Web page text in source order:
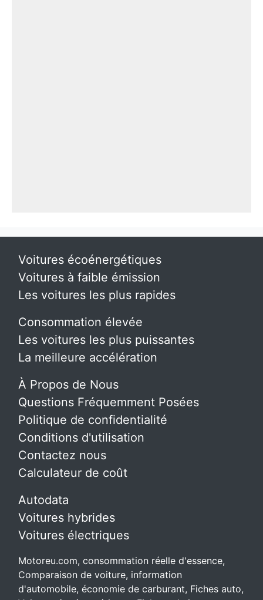
Voitures écoénergétiques
Voitures à faible émission
Les voitures les plus rapides
Consommation élevée
Les voitures les plus puissantes
La meilleure accélération
À Propos de Nous
Questions Fréquemment Posées
Politique de confidentialité
Conditions d'utilisation
Contactez nous
Calculateur de coût
Autodata
Voitures hybrides
Voitures électriques
Motoreu.com, consommation réelle d'essence,
Comparaison de voiture, information
d'automobile, économie de carburant, Fiches auto,